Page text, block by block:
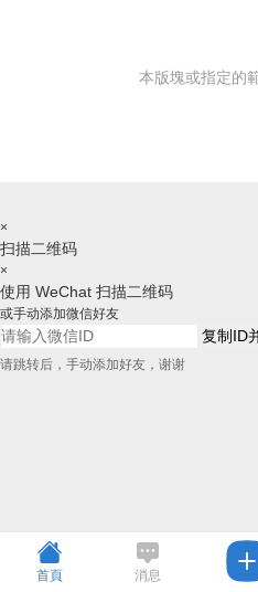
本版塊或指定的
×
扫描二维码
×
使用 WeChat 扫描二维码
或手动添加微信好友
复制ID
请跳转后，手动添加好友，谢谢
首頁 消息